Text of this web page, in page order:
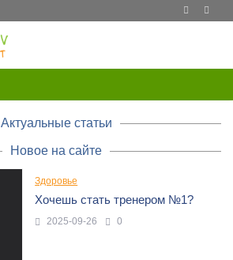
Актуальные статьи
Новое на сайте
Здоровье
Хочешь стать тренером №1?
2025-09-26 0